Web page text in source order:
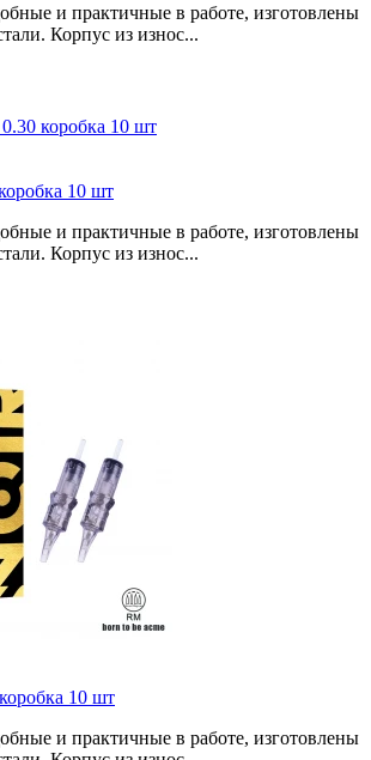
и практичные в работе, изготовлены
Корпус из износ...
10 шт
и практичные в работе, изготовлены
Корпус из износ...
10 шт
и практичные в работе, изготовлены